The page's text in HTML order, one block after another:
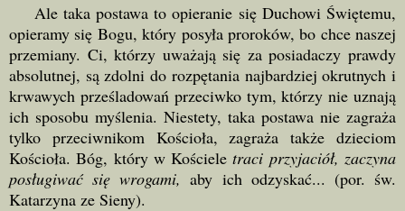
Ale taka postawa to opieranie się Duchowi Świętemu,
opieramy się Bogu, który posyła proroków, bo chce naszej
przemiany. Ci, którzy uważają się za posiadaczy prawdy
absolutnej, są zdolni do rozpętania najbardziej okrutnych i
krwawych prześladowań przeciwko tym, którzy nie uznają
ich sposobu myślenia. Niestety, taka postawa nie zagraża
tylko przeciwnikom Kościoła, zagraża także dzieciom
Kościoła. Bóg, który w Kościeletraci przyjaciół, zaczyna
posługiwać się wrogami,aby ich odzyskać... (por. św.
Katarzyna ze Sieny).